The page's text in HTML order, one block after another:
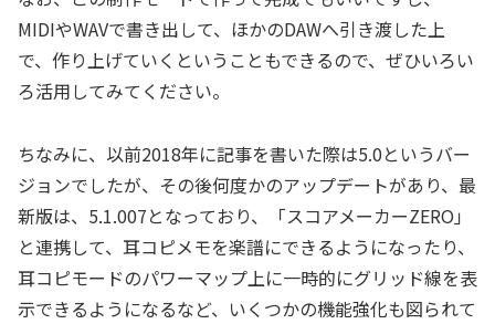
MIDIやWAVで書き出して、ほかのDAWへ引き渡した上
で、作り上げていくということもできるので、ぜひいろい
ろ活用してみてください。
ちなみに、以前2018年に記事を書いた際は5.0というバー
ジョンでしたが、その後何度かのアップデートがあり、最
新版は、5.1.007となっており、「スコアメーカーZERO」
と連携して、耳コピメモを楽譜にできるようになったり、
耳コピモードのパワーマップ上に一時的にグリッド線を表
示できるようになるなど、いくつかの機能強化も図られて